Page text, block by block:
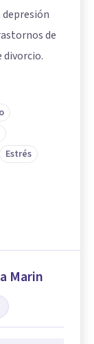
de
divorcio.
Estrés
Marin